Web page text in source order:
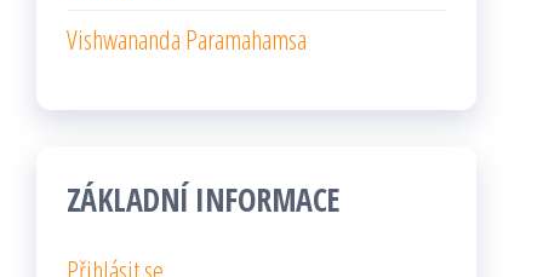
Vishwananda Paramahamsa
ZÁKLADNÍ INFORMACE
Přihlásit se